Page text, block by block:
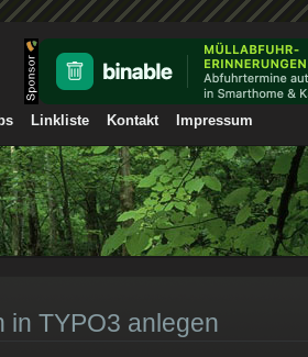
Linkliste Kontakt Impressum
in TYPO3 anlegen